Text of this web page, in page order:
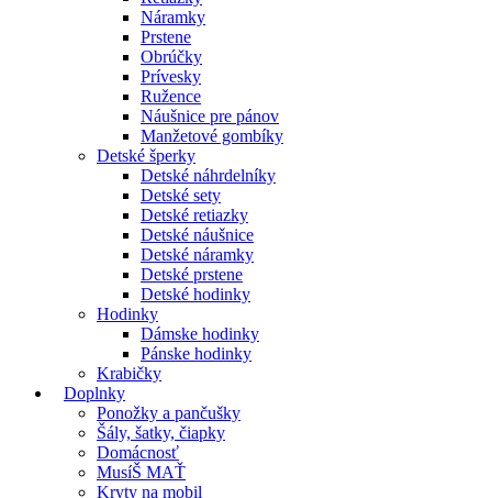
Náramky
Prstene
Obrúčky
Prívesky
Ružence
Náušnice pre pánov
Manžetové gombíky
Detské šperky
Detské náhrdelníky
Detské sety
Detské retiazky
Detské náušnice
Detské náramky
Detské prstene
Detské hodinky
Hodinky
Dámske hodinky
Pánske hodinky
Krabičky
Doplnky
Ponožky a pančušky
Šály, šatky, čiapky
Domácnosť
MusíŠ MAŤ
Kryty na mobil